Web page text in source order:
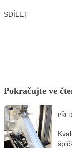
SDÍLET
Pokračujte ve